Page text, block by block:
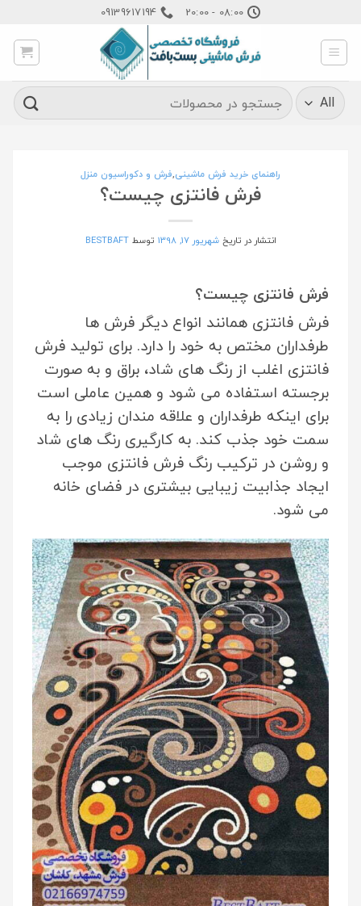
content
08:00 - 20:00
09139617194
جستجو
برای:
راهنمای خرید فرش ماشینی,فرش و دکوراسیون منزل
فرش فانتزی چیست؟
انتشار در تاریخشهریور 17, 1398 توسطBESTBAFT
فرش فانتزی چیست؟
فرش فانتزی همانند انواع دیگر فرش ها
طرفداران مختص به خود را دارد. برای تولید فرش
فانتزی اغلب از رنگ های شاد، براق و به صورت
برجسته استفاده می شود و همین عاملی است
برای اینکه طرفداران و علاقه مندان زیادی را به
سمت خود جذب کند. به کارگیری رنگ های شاد
و روشن در ترکیب رنگ فرش فانتزی موجب
ایجاد جذابیت زیبایی بیشتری در فضای خانه
می شود.